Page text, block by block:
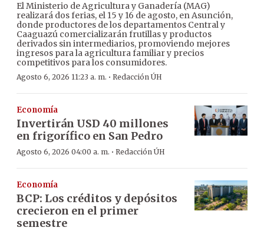
El Ministerio de Agricultura y Ganadería (MAG)
realizará dos ferias, el 15 y 16 de agosto, en Asunción,
donde productores de los departamentos Central y
Caaguazú comercializarán frutillas y productos
derivados sin intermediarios, promoviendo mejores
ingresos para la agricultura familiar y precios
competitivos para los consumidores.
Agosto 6, 2026 11:23 a. m. · Redacción ÚH
Economía
Invertirán USD 40 millones
en frigorífico en San Pedro
Agosto 6, 2026 04:00 a. m. · Redacción ÚH
Economía
BCP: Los créditos y depósitos
crecieron en el primer
semestre